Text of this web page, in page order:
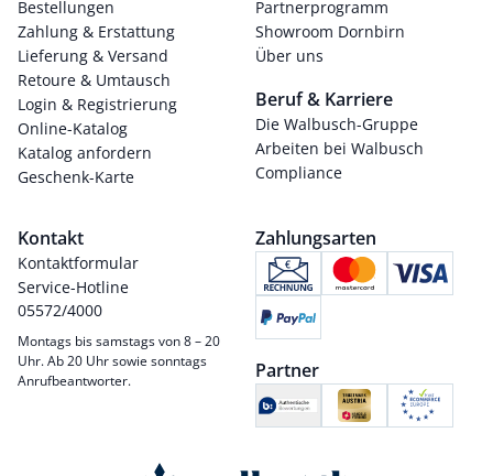
Bestellungen
Zahlung & Erstattung
Lieferung & Versand
Retoure & Umtausch
Login & Registrierung
Online-Katalog
Katalog anfordern
Geschenk-Karte
Partnerprogramm
Showroom Dornbirn
Über uns
Beruf & Karriere
Die Walbusch-Gruppe
Arbeiten bei Walbusch
Compliance
Kontakt
Kontaktformular
Service-Hotline
05572/4000
Montags bis samstags von 8 – 20
Uhr. Ab 20 Uhr sowie sonntags
Anrufbeantworter.
Zahlungsarten
Partner